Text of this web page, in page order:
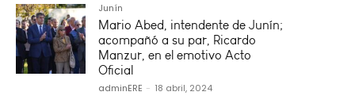
Junín
Mario Abed, intendente de Junín;
acompañó a su par, Ricardo
Manzur, en el emotivo Acto
Oficial
adminERE - 18 abril, 2024